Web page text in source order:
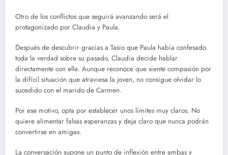
Otro de los conflictos que seguirá avanzando será el
protagonizado por Claudia y Paula.
Después de descubrir gracias a Tasio que Paula había confesado
toda la verdad sobre su pasado, Claudia decide hablar
directamente con ella. Aunque reconoce que siente compasión por
la difícil situación que atraviesa la joven, no consigue olvidar lo
sucedido con el marido de Carmen.
Por ese motivo, opta por establecer unos límites muy claros. No
quiere alimentar falsas esperanzas y deja claro que nunca podrán
convertirse en amigas.
La conversación supone un punto de inflexión entre ambas y